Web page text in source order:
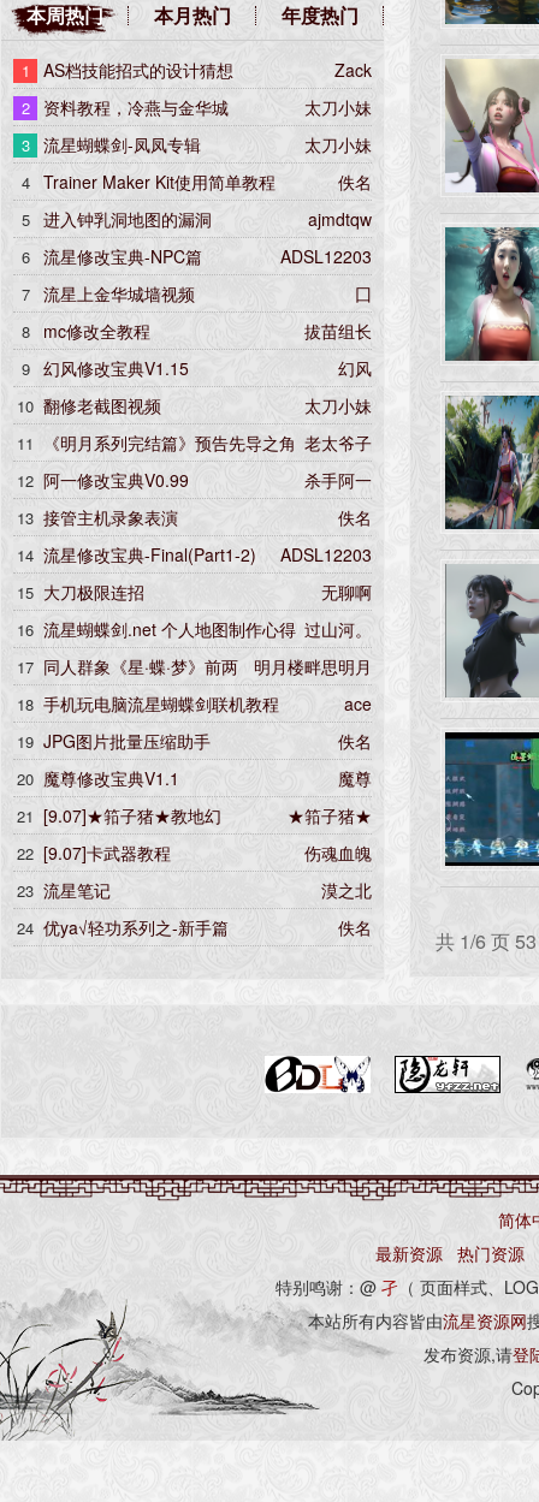
共 1/6 页
本周热门 本月热门 年度热门
1 Zack
AS档技能招式的设计猜想
2 太刀小妹
资料教程，冷燕与金华城
3 太刀小妹
流星蝴蝶剑-凤凤专辑
4 佚名
Trainer Maker Kit使用简单教程
5 ajmdtqw
进入钟乳洞地图的漏洞
6 ADSL12203
流星修改宝典-NPC篇
7 囗
流星上金华城墙视频
8 拔苗组长
mc修改全教程
9 幻风
幻风修改宝典V1.15
10 太刀小妹
翻修老截图视频
11 老太爷子
《明月系列完结篇》预告先导之角
色介绍
12 杀手阿一
阿一修改宝典V0.99
13 佚名
接管主机录象表演
14 ADSL12203
流星修改宝典-Final(Part1-2)
15 无聊啊
大刀极限连招
16 过山河。
流星蝴蝶剑.net 个人地图制作心得
2.0.1最终版
17 明月楼畔思明月
同人群象《星·蝶·梦》前两
百章书稿
18 ace
手机玩电脑流星蝴蝶剑联机教程
19 佚名
JPG图片批量压缩助手
20 魔尊
魔尊修改宝典V1.1
21 ★筘子猪★
[9.07]★筘子猪★教地幻
22 伤魂血魄
[9.07]卡武器教程
23 漠之北
流星笔记
24 佚名
优ya√轻功系列之-新手篇
简体
最新资源 热门资源
特别鸣谢：@ 孑 （ 页面样式、
本站所有内容皆由流星资源网
发布资源,请登